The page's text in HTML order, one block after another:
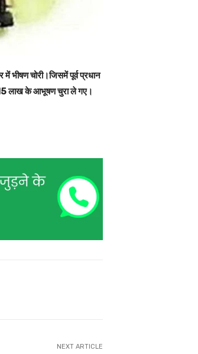
भीषण चोरी।जिसमें पूर्व प्रधान
लाख के आभूषण चुरा ले गए।
NEXT ARTICLE